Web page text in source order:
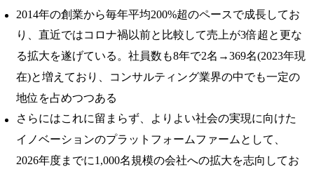
2014年の創業から毎年平均200%超のペースで成長してお
り、直近ではコロナ禍以前と比較して売上が3倍超と更な
る拡大を遂げている。社員数も8年で2名→369名(2023年現
在)と増えており、コンサルティング業界の中でも一定の
地位を占めつつある
さらにはこれに留まらず、よりよい社会の実現に向けた
イノベーションのプラットフォームファームとして、
2026年度までに1,000名規模の会社への拡大を志向してお